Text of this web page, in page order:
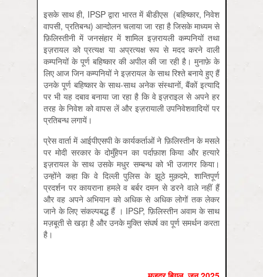
इसके साथ ही, IPSP द्वारा भारत में बीडीएस (बहिष्कार, निवेश
वापसी, प्रतिबन्ध) आन्दोलन चलाया जा रहा है जिसके माध्यम से
फ़िलिस्तीनी में जनसंहार में शामिल इज़रायली कम्पनियों तथा
इज़रायल को प्रत्यक्ष या अप्रत्यक्ष रूप से मदद करने वाली
कम्पनियों के पूर्ण बहिष्कार की अपील की जा रही है। मुनाफ़े के
लिए आज जिन कम्पनियों ने इज़रायल के साथ रिश्ते बनाये हुए हैं
उनके पूर्ण बहिष्कार के साथ-साथ अनेक संस्थानों, बैंकों इत्यादि
पर भी यह दबाव बनाया जा रहा है कि वे इज़राइल से अपने हर
तरह के निवेश को वापस लें और इज़रायाली उपनिवेशवादियों पर
प्रतिबन्ध लगायें।
प्रेस वार्ता में आईपीएसपी के कार्यकर्ताओं ने फ़िलिस्तीन के मसले
पर मोदी सरकार के दोमुँहेपन का पर्दाफ़ाश किया और हत्यारे
इज़रायल के साथ उसके मधुर सम्बन्ध को भी उजागर किया।
उन्होंने कहा कि वे दिल्ली पुलिस के झूठे मुक़दमे, शान्तिपूर्ण
प्रदर्शन पर कायराना हमले व बर्बर दमन से डरने वाले नहीं हैं
और वह अपने अभियान को अधिक से अधिक लोगों तक लेकर
जाने के लिए संकल्पबद्ध हैं । IPSP, फ़िलिस्तीन अवाम के साथ
मज़बूती से खड़ा है और उनके मुक्ति संघर्ष का पूर्ण समर्थन करता
है।